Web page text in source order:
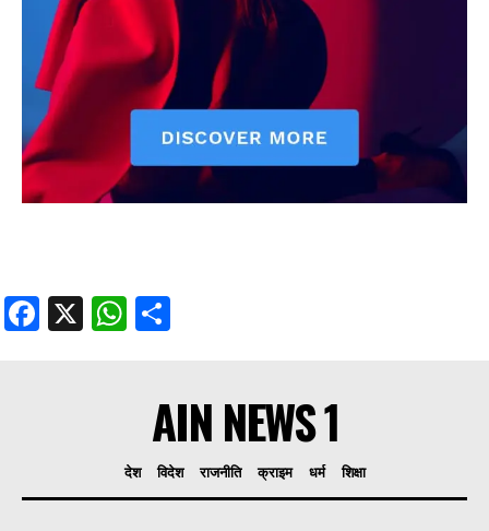
Facebook
X WhatsApp
AIN NEWS 1
देश विदेश राजनीति क्राइम धर्म शिक्षा